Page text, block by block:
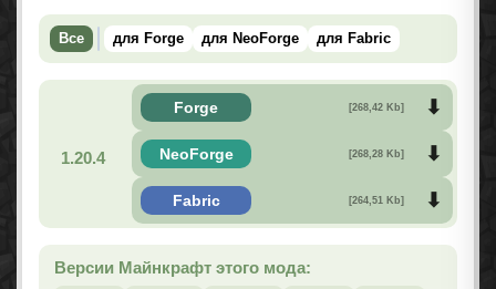
Все для Forge для NeoForge для Fabric
1.20.4
Forge [268,42 Kb]
NeoForge [268,28 Kb]
Fabric [264,51 Kb]
Версии Майнкрафт этого мода: